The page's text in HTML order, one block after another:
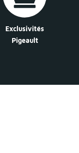
Exclusivités
Pigeault